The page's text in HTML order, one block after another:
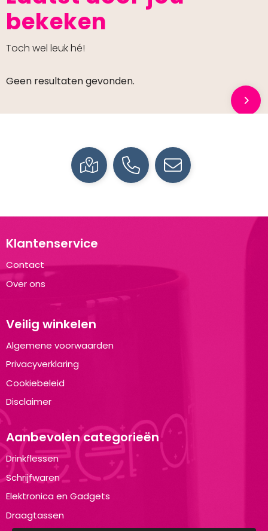
bekeken
Toch wel leuk hé!
Geen resultaten gevonden.
Klantenservice
Contact
Over ons
Veilig winkelen
Algemene voorwaarden
Privacyverklaring
Cookiebeleid
Disclaimer
Aanbevolen categorieën
Drinkflessen
Schrijfwaren
Elektronica en Gadgets
Draagtassen